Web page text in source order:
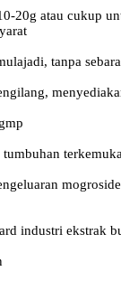
20g atau cukup
tanpa
industri ekstrak